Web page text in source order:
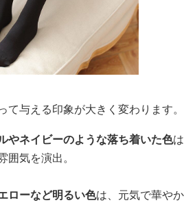
て与える印象が大きく変わります。
やネイビーのような落ち着いた色は
囲気を演出。
ローなど明るい色は、元気で華やか